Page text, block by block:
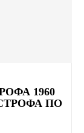
1960
ПО